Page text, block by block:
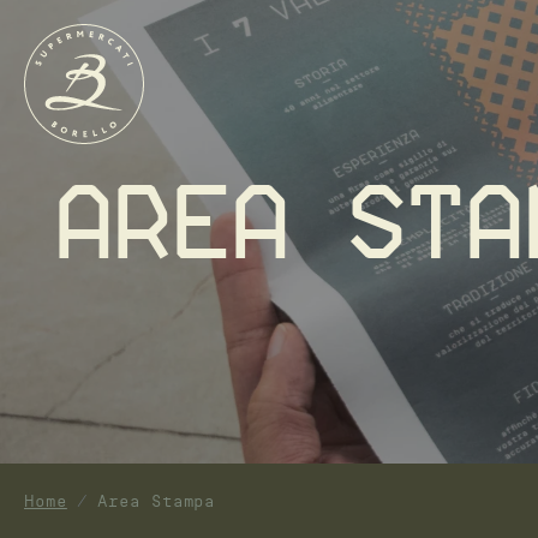
Area
Home Area Stampa